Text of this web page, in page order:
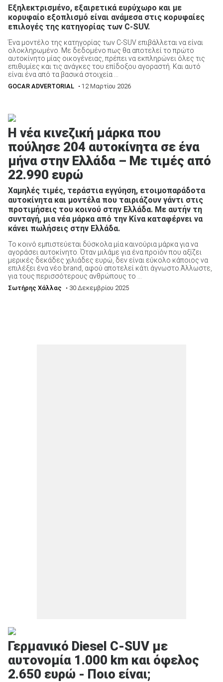
Εξηλεκτρισμένο, εξαιρετικά ευρύχωρο και με
κορυφαίο εξοπλισμό είναι ανάμεσα στις κορυφαίες
επιλογές της κατηγορίας των C-SUV.
Ένα μοντέλο της κατηγορίας των C-SUV επιβάλλεται να είναι
ολοκληρωμένο. Με δεδομένο πως θα αποτελεί το πρώτο
αυτοκίνητο μίας οικογένειας, πρέπει να εκπληρώνει όλες τις
επιθυμίες και τις ανάγκες του επίδοξου αγοραστή. Και αυτό
είναι ένα από τα βασικά στοιχεία ...
GOCAR ADVERTORIAL • 12 Μαρτίου 2026
Η νέα κινεζική μάρκα που
πούλησε 204 αυτοκίνητα σε ένα
μήνα στην Ελλάδα – Με τιμές από
22.990 ευρώ
Χαμηλές τιμές, τεράστια εγγύηση, ετοιμοπαράδοτα
αυτοκίνητα και μοντέλα που ταιριάζουν γάντι στις
προτιμήσεις του κοινού στην Ελλάδα. Με αυτήν τη
συνταγή, μια νέα μάρκα από την Κίνα καταφέρνει να
κάνει πωλήσεις στην Ελλάδα.
Το κοινό εμπιστεύεται δύσκολα μία καινούρια μάρκα για να
αγοράσει αυτοκίνητο. Όταν μιλάμε για ένα προϊόν που αξίζει
μερικές δεκάδες χιλιάδες ευρώ, δεν είναι εύκολο κάποιος να
επιλέξει ένα νέο brand, αφού αποτελεί κάτι άγνωστο.Άλλωστε,
για τους περισσότερους ανθρώπους το ...
Σωτήρης Χάλλας • 30 Δεκεμβρίου 2025
Γερμανικό Diesel C-SUV με
αυτονομία 1.000 km και όφελος
2.650 ευρώ - Ποιο είναι;